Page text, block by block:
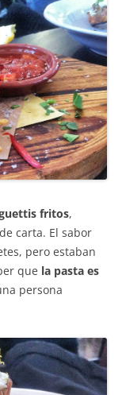
fritos,
carta. El sabor
pero estaban
que la pasta es
persona